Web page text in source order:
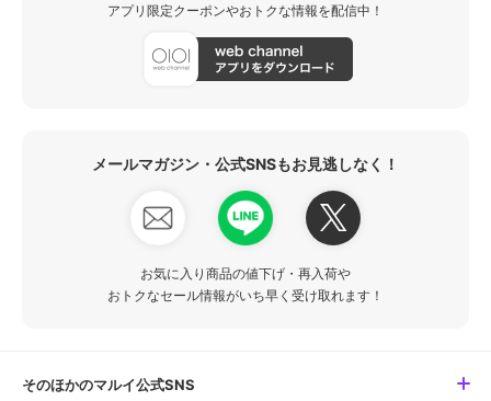
アプリ限定クーポンやおトクな情報を配信中！
メールマガジン・公式SNSもお見逃しなく！
お気に入り商品の値下げ・再入荷や
おトクなセール情報がいち早く受け取れます！
そのほかのマルイ公式SNS